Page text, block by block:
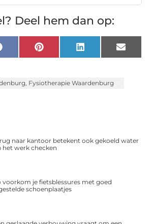
Deel hem dan op:
FacebookPinterest LinkedIn Email
, Fysiotherapie Waardenburg
naar kantoor betekent ook gekoeld water
het werk checken
voorkom je fietsblessures met goed
schoenplaatjes